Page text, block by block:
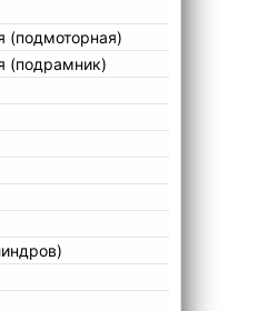
(подмоторная)
(подрамник)